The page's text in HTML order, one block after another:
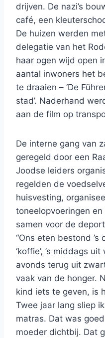
drijven. De nazi’s
café, een
De huizen werden
delegatie van het
haar ogen wijd open
aantal inwoners het
te draaien – ‘De
stad’. Naderhand
aan de film op
De interne gang van
geregeld door een
Joodse leiders
regelden de
huisvesting,
toneelopvoeringen
samen voor de
“Ons eten bestond
‘koffie’, ’s middags uit
avonds terug uit
vaak van de honger.
kind iets te geven, is
Twee jaar lang sliep
matras. Dat was
moeder dichtbij. Dat